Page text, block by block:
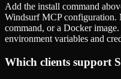
Add the install command
Windsurf MCP configuration.
command, or a Docker
environment variables and
Which clients support